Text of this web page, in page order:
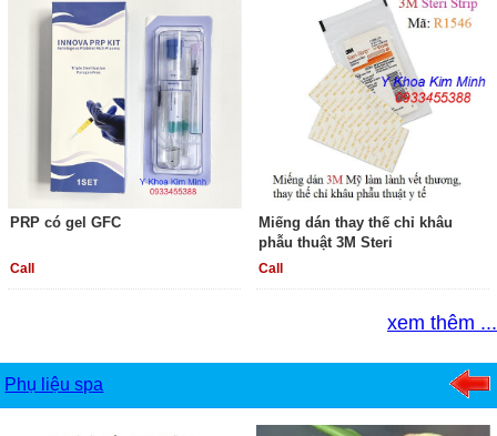
PRP có gel GFC
Call
Miếng dán thay thế chỉ khâu
phẫu thuật 3M Steri
Call
xem thêm ...
Phụ liệu spa